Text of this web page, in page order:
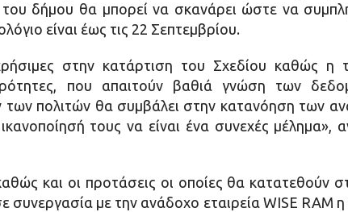
δήμου θα μπορεί να σκανάρει ώστε να
είναι έως τις 22 Σεπτεμβρίου.
στην κατάρτιση του Σχεδίου καθώς η
που απαιτούν βαθιά γνώση των
πολιτών θα συμβάλει στην κατανόηση των
τους να είναι ένα συνεχές μέλημα»,
και οι προτάσεις οι οποίες θα κατατεθούν
με την ανάδοχο εταιρεία WISE RAM η